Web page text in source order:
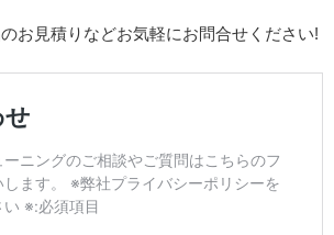
お見積りなどお気軽にお問合せください!